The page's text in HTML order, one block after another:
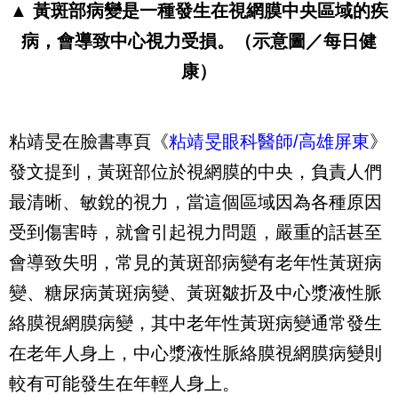
▲ 黃斑部病變是一種發生在視網膜中央區域的疾
病，會導致中心視力受損。
（示意圖／每日健
康）
粘靖旻在臉書專頁《粘靖旻眼科醫師/高雄屏東》
發文提到，黃斑部位於視網膜的中央，負責人們
最清晰、敏銳的視力，當這個區域因為各種原因
受到傷害時，就會引起視力問題，嚴重的話甚至
會導致失明，常見的黃斑部病變有老年性黃斑病
變、糖尿病黃斑病變、黃斑皺折及中心漿液性脈
絡膜視網膜病變，其中老年性黃斑病變通常發生
在老年人身上，中心漿液性脈絡膜視網膜病變則
較有可能發生在年輕人身上。